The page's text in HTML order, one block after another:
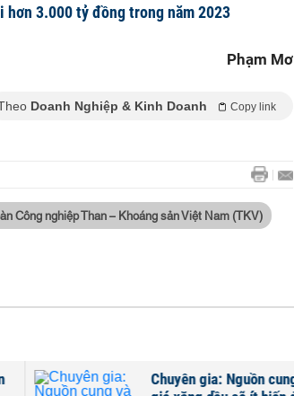
hơn 3.000 tỷ đồng trong năm 2023
Phạm Mơ
Doanh Nghiệp & Kinh Doanh Copy link
Công nghiệp Than – Khoáng sản Việt Nam (TKV)
Chuyên gia: Nguồn cung và